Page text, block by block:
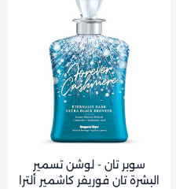
سوبر تان - لوشن تسمير
البشرة تان فوريفر كاشمير ألترا